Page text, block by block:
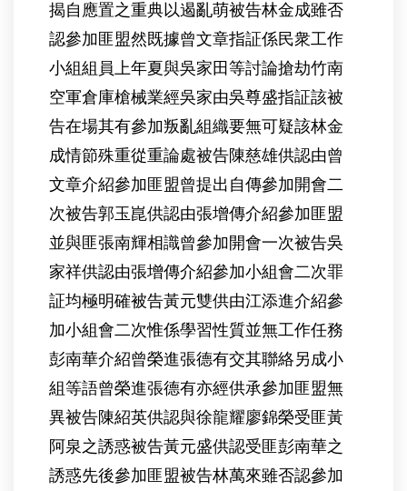
揭自應置之重典以遏亂萌被告林金成雖否
認參加匪盟然既據曾文章指証係民衆工作
小組組員上年夏與吳家田等討論搶劫竹南
空軍倉庫槍械業經吳家由吳尊盛指証該被
告在場其有參加叛亂組織要無可疑該林金
成情節殊重從重論處被告陳慈雄供認由曾
文章介紹參加匪盟曾提出自傳參加開會二
次被告郭玉崑供認由張增傳介紹參加匪盟
並與匪張南輝相識曾參加開會一次被告吳
家祥供認由張增傳介紹參加小組會二次罪
証均極明確被告黃元雙供由江添進介紹參
加小組會二次惟係學習性質並無工作任務
彭南華介紹曾榮進張德有交其聯絡另成小
組等語曾榮進張德有亦經供承參加匪盟無
異被告陳紹英供認與徐龍耀廖錦榮受匪黃
阿泉之誘惑被告黃元盛供認受匪彭南華之
誘惑先後參加匪盟被告林萬來雖否認參加